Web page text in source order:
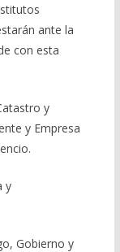
ante la
con esta
y
y Empresa
y
Gobierno y